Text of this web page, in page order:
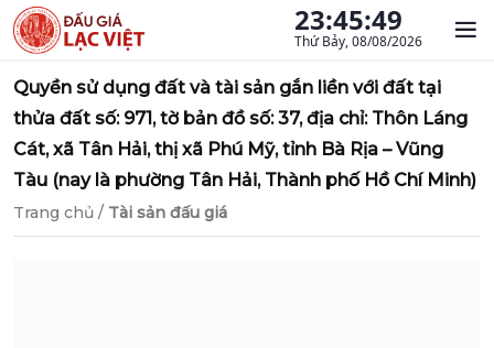
23:45:50
Thứ Bảy, 08/08/2026
Quyền sử dụng đất và tài sản gắn liền với đất tại
thửa đất số: 971, tờ bản đồ số: 37, địa chỉ: Thôn Láng
Cát, xã Tân Hải, thị xã Phú Mỹ, tỉnh Bà Rịa – Vũng
Tàu (nay là phường Tân Hải, Thành phố Hồ Chí Minh)
Trang chủ / Tài sản đấu giá